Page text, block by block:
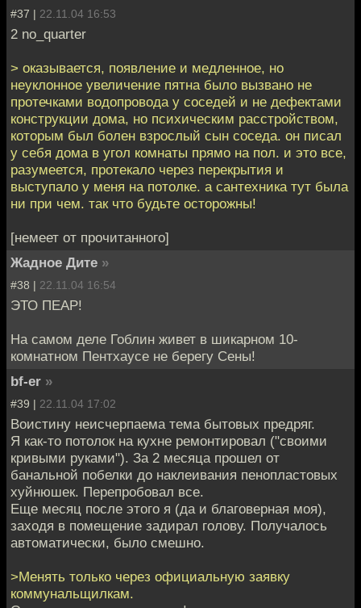
#37 | 22.11.04 16:53
2 no_quarter
> оказывается, появление и медленное, но
неуклонное увеличение пятна было вызвано не
протечками водопровода у соседей и не дефектами
конструкции дома, но психическим расстройством,
которым был болен взрослый сын соседа. он писал
у себя дома в угол комнаты прямо на пол. и это все,
разумеется, протекало через перекрытия и
выступало у меня на потолке. а сантехника тут была
ни при чем. так что будьте осторожны!
[немеет от прочитанного]
Жадное Дите »
#38 | 22.11.04 16:54
ЭТО ПЕАР!
На самом деле Гоблин живет в шикарном 10-
комнатном Пентхаусе не берегу Сены!
bf-er »
#39 | 22.11.04 17:02
Воистину неисчерпаема тема бытовых предряг.
Я как-то потолок на кухне ремонтировал ("своими
кривыми руками"). За 2 месяца прошел от
банальной побелки до наклеивания пенопластовых
хуйнюшек. Перепробовал все.
Еще месяц после этого я (да и благоверная моя),
заходя в помещение задирал голову. Получалось
автоматически, было смешно.
>Менять только через официальную заявку
коммунальщилкам.